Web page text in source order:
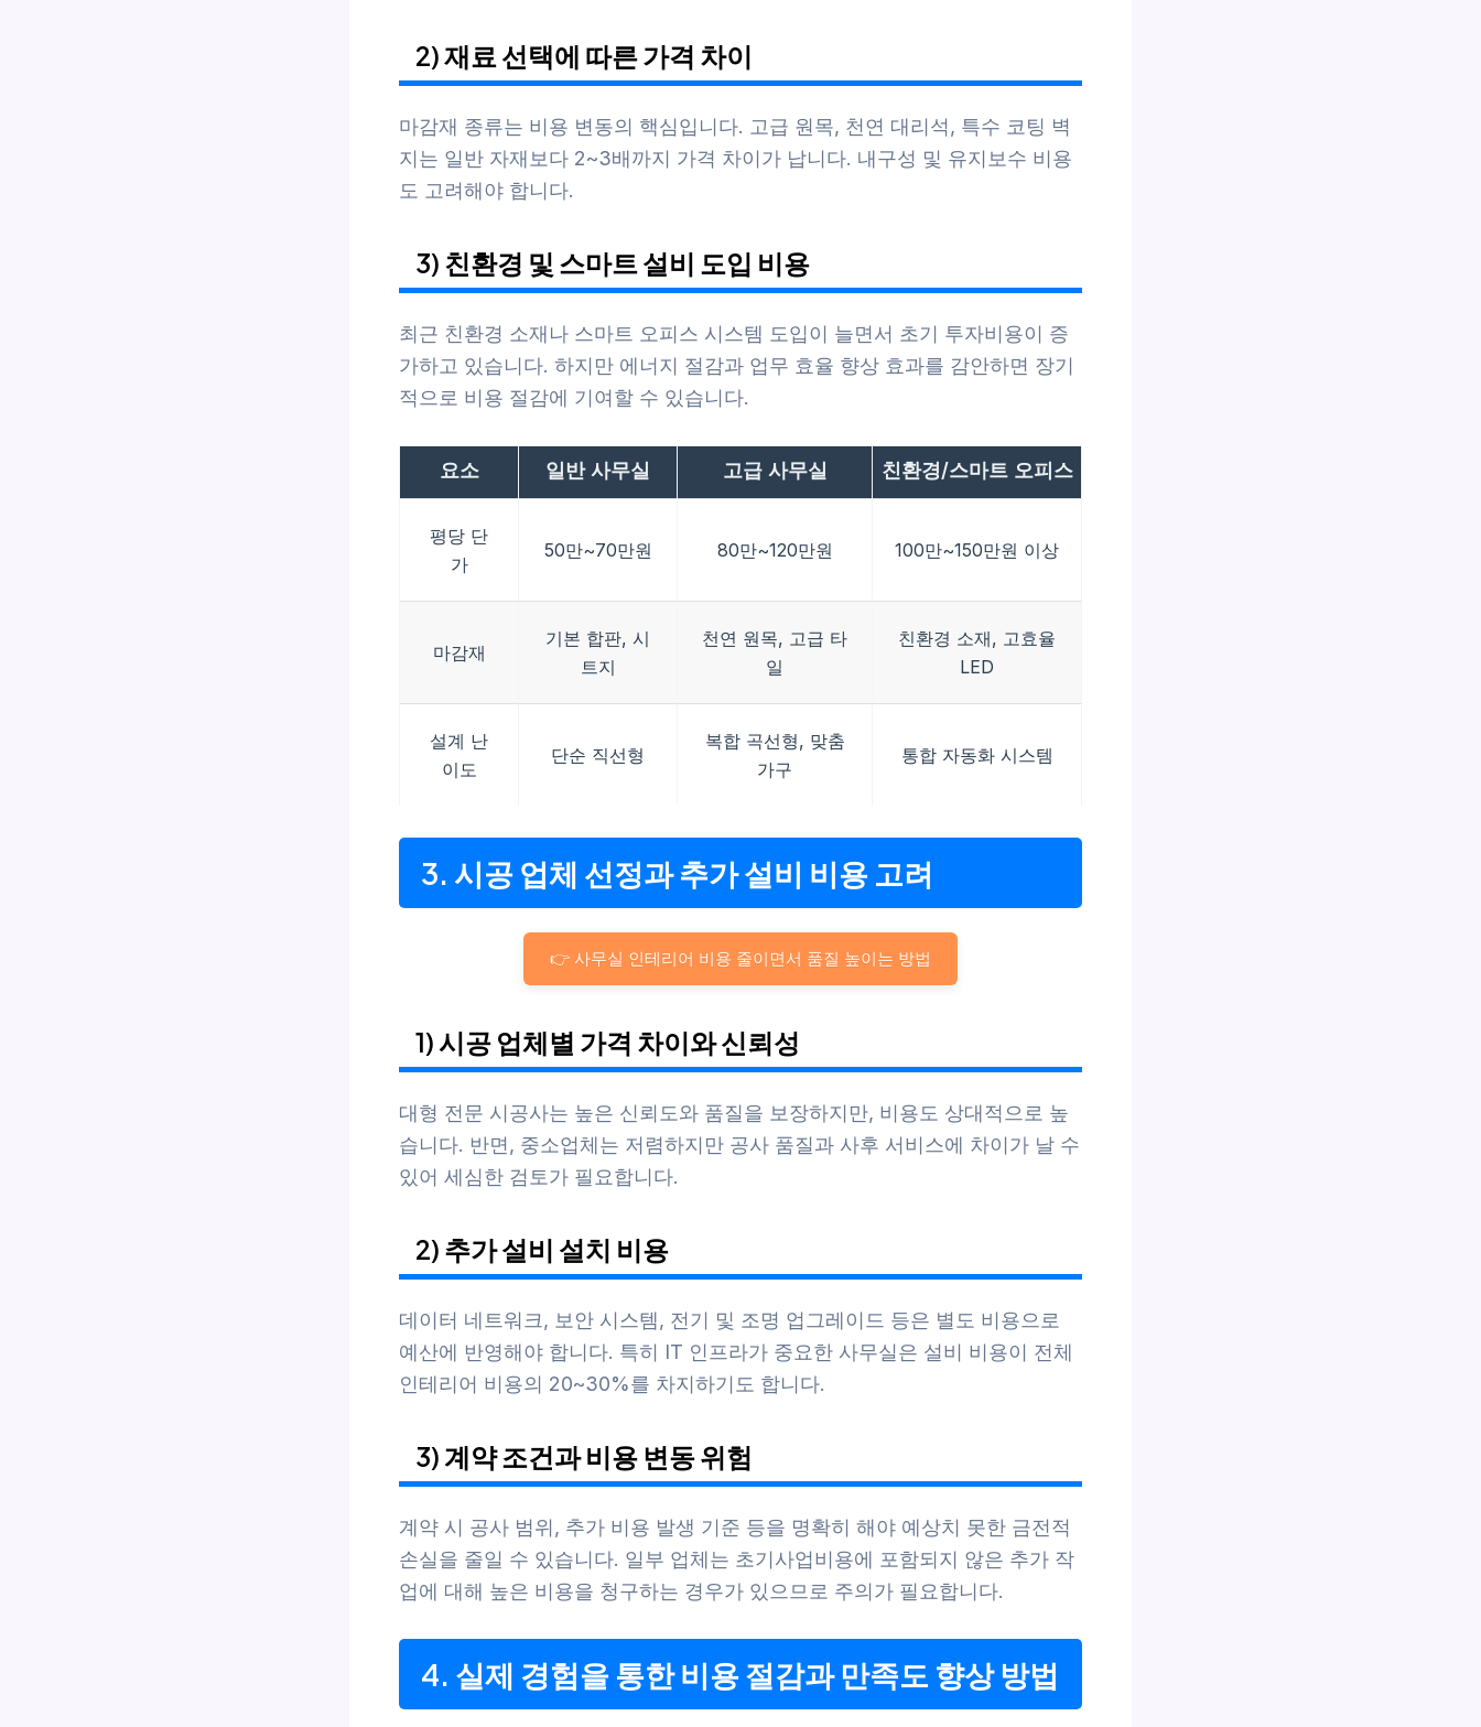
2) 재료 선택에 따른 가격 차이
마감재 종류는 비용 변동의 핵심입니다. 고급 원목, 천연 대리석, 특수 코팅 벽
지는 일반 자재보다 2~3배까지 가격 차이가 납니다. 내구성 및 유지보수 비용
도 고려해야 합니다.
3) 친환경 및 스마트 설비 도입 비용
최근 친환경 소재나 스마트 오피스 시스템 도입이 늘면서 초기 투자비용이 증
가하고 있습니다. 하지만 에너지 절감과 업무 효율 향상 효과를 감안하면 장기
적으로 비용 절감에 기여할 수 있습니다.
요소 일반 사무실 고급 사무실 친환경/스마트 오피스
평당 단
가
50만~70만원 80만~120만원 100만~150만원 이상
마감재
기본 합판, 시
트지
천연 원목, 고급 타
일
친환경 소재, 고효율
LED
설계 난
이도
단순 직선형
복합 곡선형, 맞춤
가구
통합 자동화 시스템
3. 시공 업체 선정과 추가 설비 비용 고려
👉 사무실 인테리어 비용 줄이면서 품질 높이는 방법
1) 시공 업체별 가격 차이와 신뢰성
대형 전문 시공사는 높은 신뢰도와 품질을 보장하지만, 비용도 상대적으로 높
습니다. 반면, 중소업체는 저렴하지만 공사 품질과 사후 서비스에 차이가 날 수
있어 세심한 검토가 필요합니다.
2) 추가 설비 설치 비용
데이터 네트워크, 보안 시스템, 전기 및 조명 업그레이드 등은 별도 비용으로
예산에 반영해야 합니다. 특히 IT 인프라가 중요한 사무실은 설비 비용이 전체
인테리어 비용의 20~30%를 차지하기도 합니다.
3) 계약 조건과 비용 변동 위험
계약 시 공사 범위, 추가 비용 발생 기준 등을 명확히 해야 예상치 못한 금전적
손실을 줄일 수 있습니다. 일부 업체는 초기사업비용에 포함되지 않은 추가 작
업에 대해 높은 비용을 청구하는 경우가 있으므로 주의가 필요합니다.
4. 실제 경험을 통한 비용 절감과 만족도 향상 방법